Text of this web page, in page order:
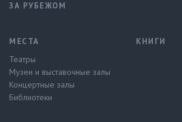
ЗА РУБЕЖОМ
МЕСТА
Театры
Музеи и выставочные залы
Концертные залы
Библиотеки
КНИГИ